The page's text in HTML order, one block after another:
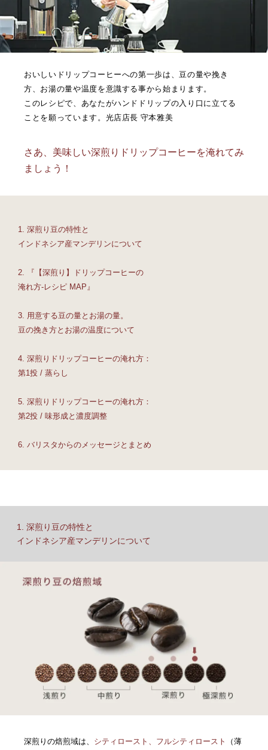
おいしいドリップコーヒーへの第一歩は、豆の量や挽き
方、お湯の量や温度を意識する事から始まります。
このレシピで、あなたがハンドドリップの入り口に立てる
ことを願っています。光店店長 守本雅美
さあ、美味しい深煎りドリップコーヒーを淹れてみ
ましょう！
1. 深煎り豆の特性と
インドネシア産マンデリンについて
2. 『【深煎り】ドリップコーヒーの
淹れ方-レシピ MAP』
3. 用意する豆の量とお湯の量。
豆の挽き方とお湯の温度について
4. 深煎りドリップコーヒーの淹れ方：
第1投 / 蒸らし
5. 深煎りドリップコーヒーの淹れ方：
第2投 / 味形成と濃度調整
6. バリスタからのメッセージとまとめ
1. 深煎り豆の特性と
インドネシア産マンデリンについて
深煎りの焙煎域は、 シティロースト、フルシティロースト
（薄